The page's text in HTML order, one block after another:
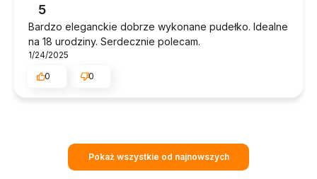
5
Bardzo eleganckie dobrze wykonane pudełko. Idealne
na 18 urodziny. Serdecznie polecam.
1/24/2025
0
0
Pokaż wszystkie od najnowszych